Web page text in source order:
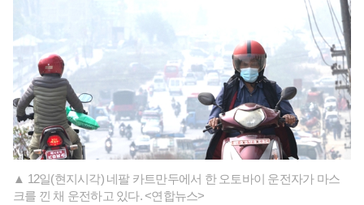
▲ 12일(현지시각) 네팔 카트만두에서 한 오토바이 운전자가 마스
크를 낀 채 운전하고 있다. <연합뉴스>